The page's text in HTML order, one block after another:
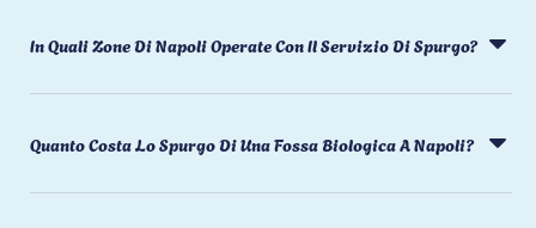
In Quali Zone Di Napoli Operate Con Il Servizio Di Spurgo?
Quanto Costa Lo Spurgo Di Una Fossa Biologica A Napoli?